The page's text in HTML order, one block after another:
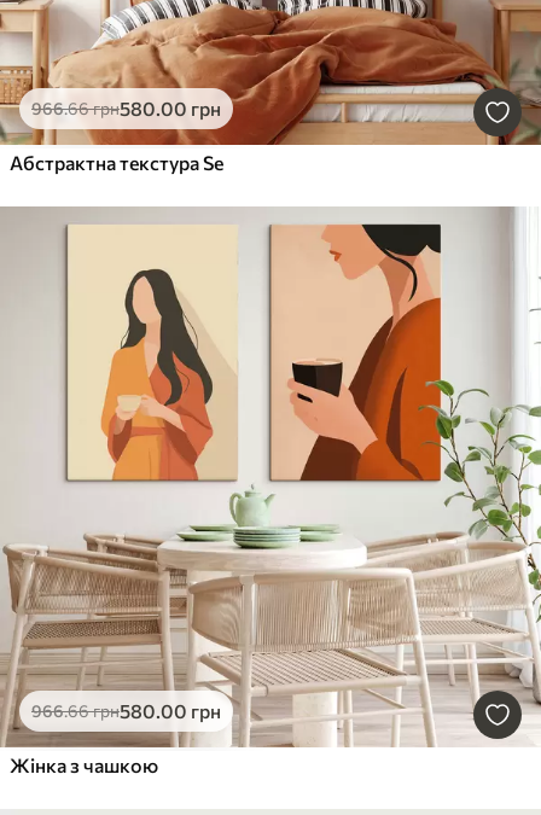
966.66грн580.00 грн
Абстрактна текстура Se
966.66грн580.00 грн
Жінка з чашкою